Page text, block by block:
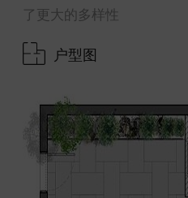
了更大的多样性
户型图